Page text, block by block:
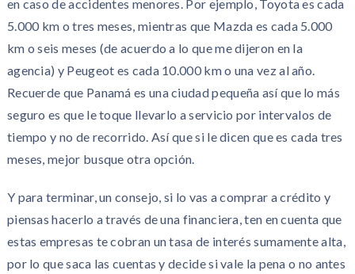
en caso de accidentes menores. Por ejemplo, Toyota es cada
5.000 km o tres meses, mientras que Mazda es cada 5.000
km o seis meses (de acuerdo a lo que me dijeron en la
agencia) y Peugeot es cada 10.000 km o una vez al año.
Recuerde que Panamá es una ciudad pequeña así que lo más
seguro es que le toque llevarlo a servicio por intervalos de
tiempo y no de recorrido. Así que si le dicen que es cada tres
meses, mejor busque otra opción.
Y para terminar, un consejo, si lo vas a comprar a crédito y
piensas hacerlo a través de una financiera, ten en cuenta que
estas empresas te cobran un tasa de interés sumamente alta,
por lo que saca las cuentas y decide si vale la pena o no antes